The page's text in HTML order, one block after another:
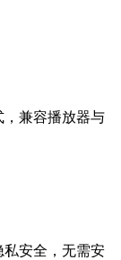
兼容播放器与
私安全，无需安